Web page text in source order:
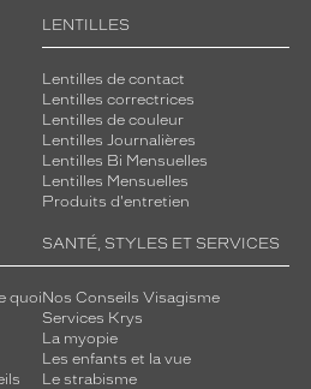
LENTILLES
Lentilles de contact
Lentilles correctrices
Lentilles de couleur
Lentilles Journalières
Lentilles Bi Mensuelles
Lentilles Mensuelles
Produits d'entretien
quoi
SANTÉ, STYLES ET SERVICES
Nos Conseils Visagisme
Services Krys
La myopie
Les enfants et la vue
Le strabisme